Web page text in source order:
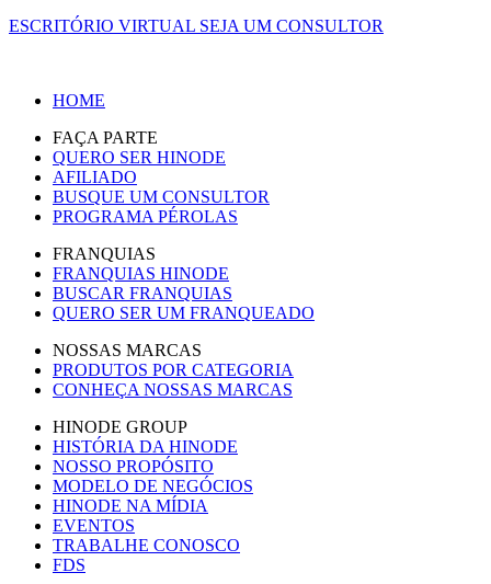
ESCRITÓRIO VIRTUAL SEJA UM CONSULTOR
HOME
FAÇA PARTE
QUERO SER HINODE
AFILIADO
BUSQUE UM CONSULTOR
PROGRAMA PÉROLAS
FRANQUIAS
FRANQUIAS HINODE
BUSCAR FRANQUIAS
QUERO SER UM FRANQUEADO
NOSSAS MARCAS
PRODUTOS POR CATEGORIA
CONHEÇA NOSSAS MARCAS
HINODE GROUP
HISTÓRIA DA HINODE
NOSSO PROPÓSITO
MODELO DE NEGÓCIOS
HINODE NA MÍDIA
EVENTOS
TRABALHE CONOSCO
FDS